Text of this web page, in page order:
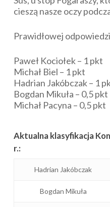
cieszą nasze oczy
Prawidłowej
Paweł Kociołek – 1 pkt
Michał Biel – 1 pkt
Hadrian Jakóbczak – 1
Bogdan Mikuła – 0,5 pkt
Michał Pacyna – 0,5 pkt
Aktualna klasyfikacja
r.:
Hadrian Jakóbczak
Bogdan Mikuła